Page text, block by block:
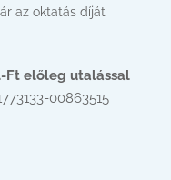
az oktatás díját
Ft előleg utalással
00863515